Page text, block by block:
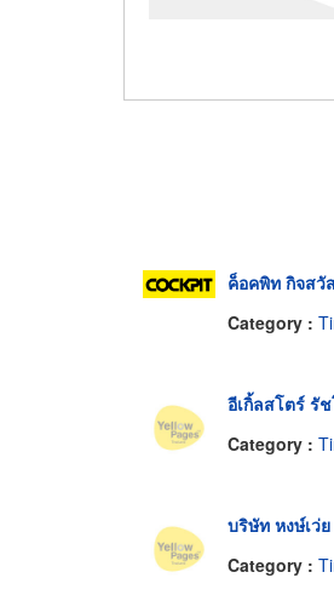
ค็อคพิท กิจสวั
Category :
อีเกิ้ลสโตร์ รั
Category :
บริษัท หงษ์เว่
Category :